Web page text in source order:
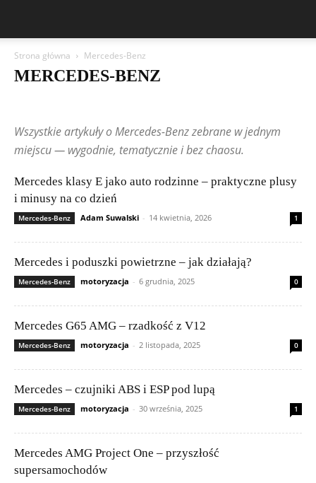
Strona główna Mercedes-Benz
MERCEDES-BENZ
Ford
Geely Honda Hyundai Jeep Kia
Lamborghini
Lexus
Maserati Mazda Mercedes-Benz Mitsubishi
Peugeot
Porsche
Tesla Toyota Volkswagen (VW) Volvo
Wszystkie artykuły o Mercedes-Benz zebrane w jednym
miejscu — wygodnie, tematycznie i bez chaosu.
Mercedes klasy E jako auto rodzinne – praktyczne plusy
i minusy na co dzień
Mercedes-Benz Adam Suwalski - 14 kwietnia, 2026 1
Mercedes i poduszki powietrzne – jak działają?
Mercedes-Benz motoryzacja - 6 grudnia, 2025 0
Mercedes G65 AMG – rzadkość z V12
Mercedes-Benz motoryzacja - 2 listopada, 2025 0
Mercedes – czujniki ABS i ESP pod lupą
Mercedes-Benz motoryzacja - 30 września, 2025 1
Mercedes AMG Project One – przyszłość
supersamochodów